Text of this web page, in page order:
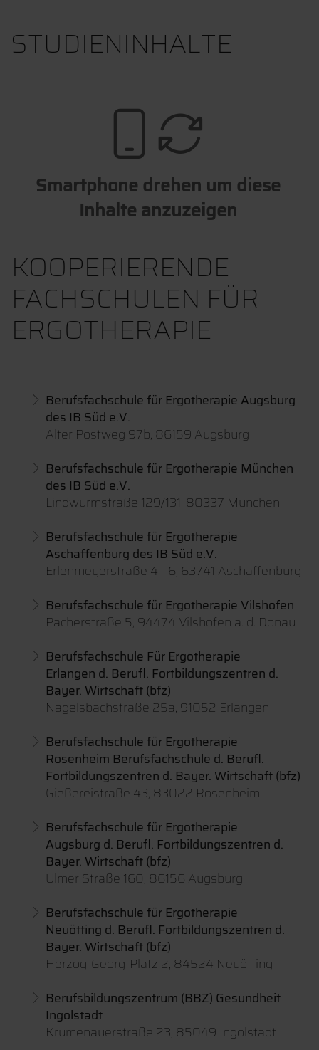
STUDIENINHALTE
Smartphone drehen um diese
Inhalte anzuzeigen
KOOPERIERENDE
FACHSCHULEN FÜR
ERGOTHERAPIE
Berufsfachschule für Ergotherapie Augsburg
des IB Süd e.V.
Alter Postweg 97b, 86159 Augsburg
Berufsfachschule für Ergotherapie München
des IB Süd e.V.
Lindwurmstraße 129/131, 80337 München
Berufsfachschule für Ergotherapie
Aschaffenburg des IB Süd e.V.
Erlenmeyerstraße 4 - 6, 63741 Aschaffenburg
Berufsfachschule für Ergotherapie Vilshofen
Pacherstraße 5, 94474 Vilshofen a. d. Donau
Berufsfachschule Für Ergotherapie
Erlangen d. Berufl. Fortbildungszentren d.
Bayer. Wirtschaft (bfz)
Nägelsbachstraße 25a, 91052 Erlangen
Berufsfachschule für Ergotherapie
Rosenheim Berufsfachschule d. Berufl.
Fortbildungszentren d. Bayer. Wirtschaft (bfz)
Gießereistraße 43, 83022 Rosenheim
Berufsfachschule für Ergotherapie
Augsburg d. Berufl. Fortbildungszentren d.
Bayer. Wirtschaft (bfz)
Ulmer Straße 160, 86156 Augsburg
Berufsfachschule für Ergotherapie
Neuötting d. Berufl. Fortbildungszentren d.
Bayer. Wirtschaft (bfz)
Herzog-Georg-Platz 2, 84524 Neuötting
Berufsbildungszentrum (BBZ) Gesundheit
Ingolstadt
Krumenauerstraße 23, 85049 Ingolstadt